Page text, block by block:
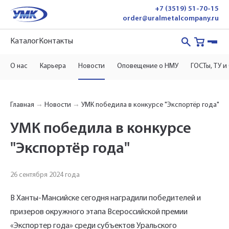
+7 (3519) 51-70-15
order@uralmetalcompany.ru
КаталогКонтакты
О нас Карьера Новости Оповещение о НМУ ГОСТы, ТУ и
Главная Новости УМК победила в конкурсе "Экспортёр года"
УМК победила в конкурсе
"Экспортёр года"
26 сентября 2024 года
В Ханты-Мансийске сегодня наградили победителей и
призеров окружного этапа Всероссийской премии
«Экспортер года» среди субъектов Уральского
для связи, и наш менеджер поможет
стоимость прямо по телефону.